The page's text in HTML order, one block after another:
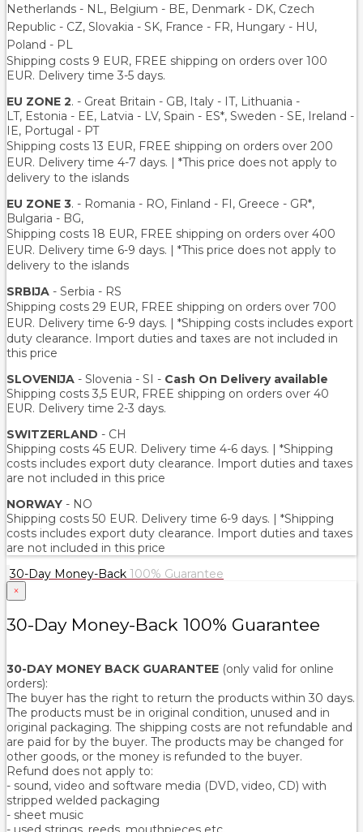
Netherlands - NL, Belgium - BE, Denmark - DK, Czech
Republic - CZ, Slovakia - SK, France - FR, Hungary - HU,
Poland - PL
Shipping costs 9 EUR, FREE shipping on orders over 100
EUR. Delivery time 3-5 days.
EU ZONE 2. - Great Britain - GB, Italy - IT, Lithuania -
LT, Estonia - EE, Latvia - LV, Spain - ES*, Sweden - SE, Ireland -
IE, Portugal - PT
Shipping costs 13 EUR, FREE shipping on orders over 200
EUR. Delivery time 4-7 days. | *This price does not apply to
delivery to the islands
EU ZONE 3. - Romania - RO, Finland - FI, Greece - GR*,
Bulgaria - BG,
Shipping costs 18 EUR, FREE shipping on orders over 400
EUR. Delivery time 6-9 days. | *This price does not apply to
delivery to the islands
SRBIJA - Serbia - RS
Shipping costs 29 EUR, FREE shipping on orders over 700
EUR. Delivery time 6-9 days. | *Shipping costs includes export
duty clearance. Import duties and taxes are not included in
this price
SLOVENIJA - Slovenia - SI - Cash On Delivery available
Shipping costs 3,5 EUR, FREE shipping on orders over 40
EUR. Delivery time 2-3 days.
SWITZERLAND - CH
Shipping costs 45 EUR. Delivery time 4-6 days. | *Shipping
costs includes export duty clearance. Import duties and taxes
are not included in this price
NORWAY - NO
Shipping costs 50 EUR. Delivery time 6-9 days. | *Shipping
costs includes export duty clearance. Import duties and taxes
are not included in this price
30-Day Money-Back 100% Guarantee
×
30-Day Money-Back 100% Guarantee
30-DAY MONEY BACK GUARANTEE (only valid for online
orders):
The buyer has the right to return the products within 30 days.
The products must be in original condition, unused and in
original packaging. The shipping costs are not refundable and
are paid for by the buyer. The products may be changed for
other goods, or the money is refunded to the buyer.
Refund does not apply to:
- sound, video and software media (DVD, video, CD) with
stripped welded packaging
- sheet music